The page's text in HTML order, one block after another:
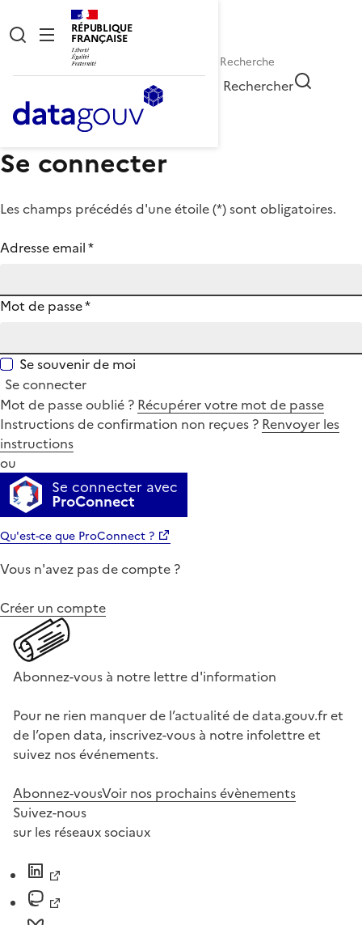
RÉPUBLIQUE
FRANÇAISE
Rechercher
Se connecter
Les champs précédés d'une étoile (*) sont obligatoires.
Adresse email*
Mot de passe*
Se souvenir de moi
Se connecter
Mot de passe oublié ? Récupérer votre mot de passe
Instructions de confirmation non reçues ? Renvoyer les
instructions
ou
Se connecter avec
ProConnect
Qu'est-ce que ProConnect ?
Vous n'avez pas de compte ?
Créer un compte
Abonnez-vous à notre lettre d'information
Pour ne rien manquer de l’actualité de data.gouv.fr et
de l’open data, inscrivez-vous à notre infolettre et
suivez nos événements.
Abonnez-vousVoir nos prochains évènements
Suivez-nous
sur les réseaux sociaux